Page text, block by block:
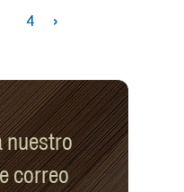
en casa.
4 ›
nuestro
correo